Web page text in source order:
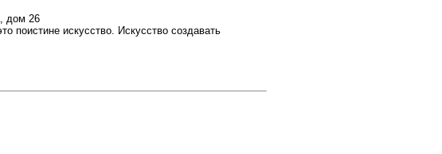
дом 26
искусство. Искусство создавать